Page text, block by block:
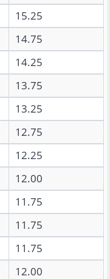
15.25
14.75
14.25
13.75
13.25
12.75
12.25
12.00
11.75
11.75
11.75
12.00